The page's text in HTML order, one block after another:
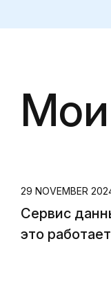
Мои
29 NOVEMBER
Сервис
это